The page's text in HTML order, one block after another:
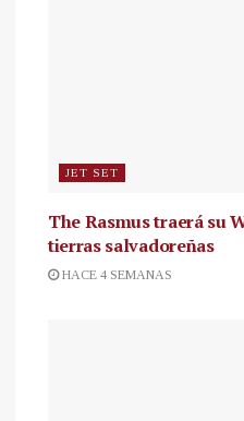
JET SET
The Rasmus traerá su
tierras salvadoreñas
HACE 4 SEMANAS